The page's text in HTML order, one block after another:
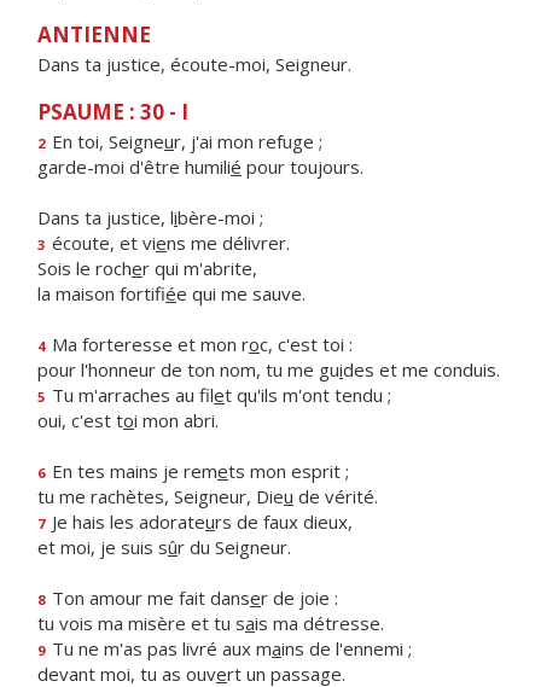
ANTIENNE
Dans ta justice, écoute-moi, Seigneur.
PSAUME : 30 - I
2 En toi, Seigneur, j'ai mon refuge ;
garde-moi d'être humilié pour toujours.
Dans ta justice, libère-moi ;
3 écoute, et viens me délivrer.
Sois le rocher qui m'abrite,
la maison fortifiée qui me sauve.
4 Ma forteresse et mon roc, c'est toi :
pour l'honneur de ton nom, tu me guides et me conduis.
5 Tu m'arraches au filet qu'ils m'ont tendu ;
oui, c'est toi mon abri.
6 En tes mains je remets mon esprit ;
tu me rachètes, Seigneur, Dieu de vérité.
7 Je hais les adorateurs de faux dieux,
et moi, je suis sûr du Seigneur.
8 Ton amour me fait danser de joie :
tu vois ma misère et tu sais ma détresse.
9 Tu ne m'as pas livré aux mains de l'ennemi ;
devant moi, tu as ouvert un passage.